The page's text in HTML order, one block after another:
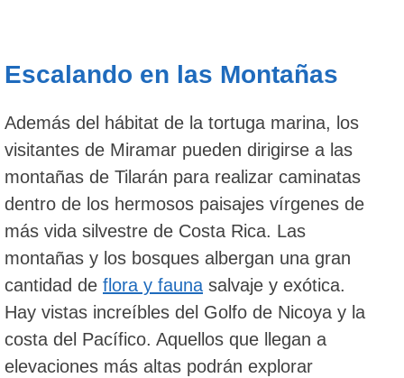
Escalando en las Montañas
Además del hábitat de la tortuga marina, los
visitantes de Miramar pueden dirigirse a las
montañas de Tilarán para realizar caminatas
dentro de los hermosos paisajes vírgenes de
más vida silvestre de Costa Rica. Las
montañas y los bosques albergan una gran
cantidad de flora y faunasalvaje y exótica.
Hay vistas increíbles del Golfo de Nicoya y la
costa del Pacífico. Aquellos que llegan a
elevaciones más altas podrán explorar